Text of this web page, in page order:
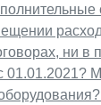
ни в